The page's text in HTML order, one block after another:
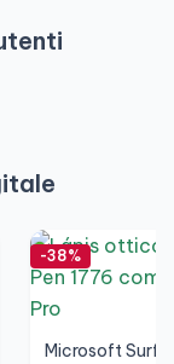
-38%
Microsoft